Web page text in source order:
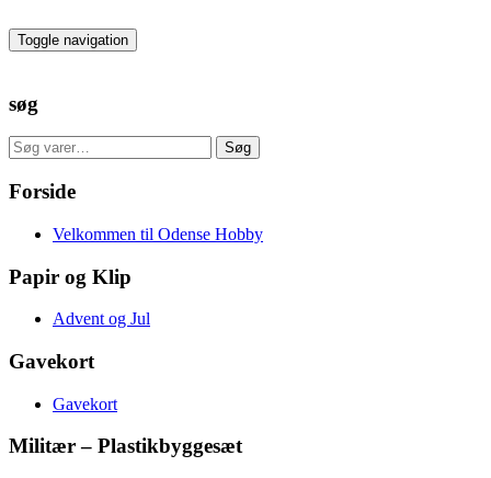
to
the
Toggle navigation
søg
Søg
efter:
Søg
Forside
Velkommen til Odense Hobby
Papir og Klip
Advent og Jul
Gavekort
Gavekort
Militær – Plastikbyggesæt